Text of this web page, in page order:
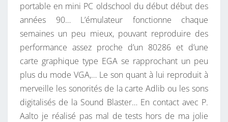
I
R
D
E
M
O
N
M
S
portable en mini PC oldschool du début début des
années 90… L’émulateur fonctionne chaque
semaines un peu mieux, pouvant reproduire des
performance assez proche d’un 80286 et d’une
carte graphique type EGA se rapprochant un peu
plus du mode VGA,… Le son quant à lui reproduit à
merveille les sonorités de la carte Adlib ou les sons
digitalisés de la Sound Blaster… En contact avec P.
Aalto je réalisé pas mal de tests hors de ma jolie